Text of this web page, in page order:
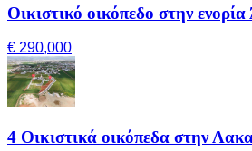
Οικιστικό οικόπεδο στην
€ 290,000
4 Οικιστικά οικόπεδα στην